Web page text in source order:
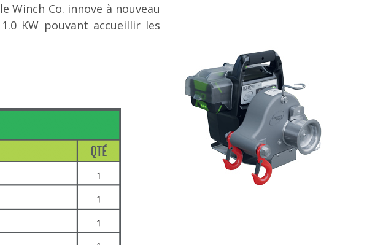
Winch Co. innove à nouveau
KW pouvant accueillir les